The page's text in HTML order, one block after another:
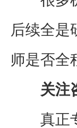
后续全是
师是否全
关注
真正